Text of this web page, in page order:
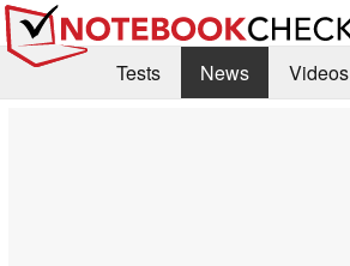
Tests News
Videos